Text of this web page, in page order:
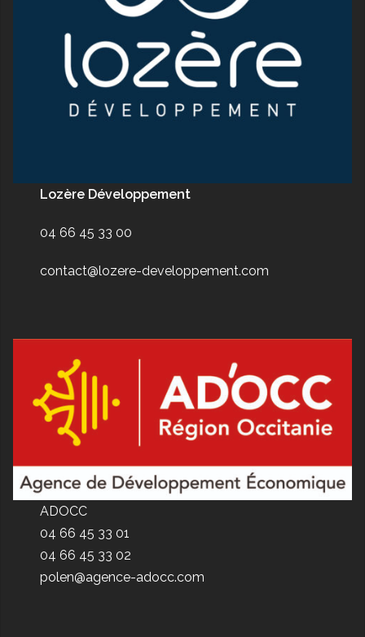
Lozère Développement
04 66 45 33 00
contact@lozere-developpement.com
ADOCC
04 66 45 33 01
04 66 45 33 02
polen@agence-adocc.com